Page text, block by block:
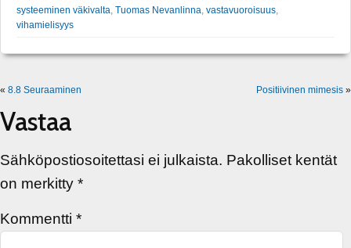
systeeminen väkivalta, Tuomas Nevanlinna, vastavuoroisuus,
vihamielisyys
« 8.8 Seuraaminen Positiivinen mimesis »
Vastaa
Sähköpostiosoitettasi ei julkaista. Pakolliset kentät
on merkitty *
Kommentti *